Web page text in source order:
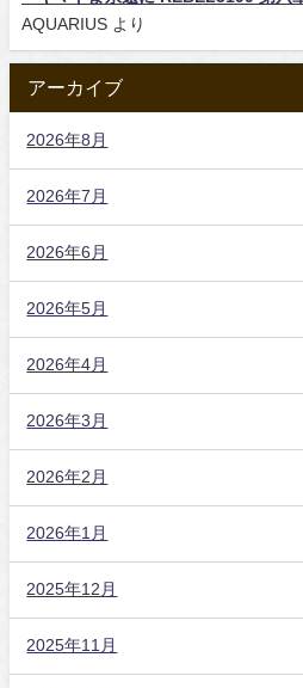
AQUARIUS より
アーカイブ
2026年8月
2026年7月
2026年6月
2026年5月
2026年4月
2026年3月
2026年2月
2026年1月
2025年12月
2025年11月